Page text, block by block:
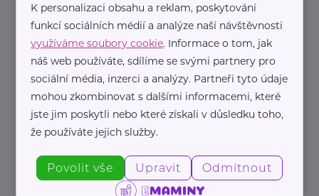
zora.jungmannova@iallianz.cz
Allianz pojišťovna, a. s.
J. Jabůrkové 308 Otrokovice
Na našich obchodních místech
najdete vždy profesionála, který
vám rád poradí a pomůže.
K personalizaci obsahu a reklam, poskytování
funkcí sociálních médií a analýze naší návštěvnosti
využíváme soubory cookie. Informace o tom, jak
náš web používáte, sdílíme se svými partnery pro
sociální média, inzerci a analýzy. Partneři tyto údaje
mohou zkombinovat s dalšími informacemi, které
jste jim poskytli nebo které získali v důsledku toho,
že používáte jejich služby.
Povolit vše Upravit Odmítnout